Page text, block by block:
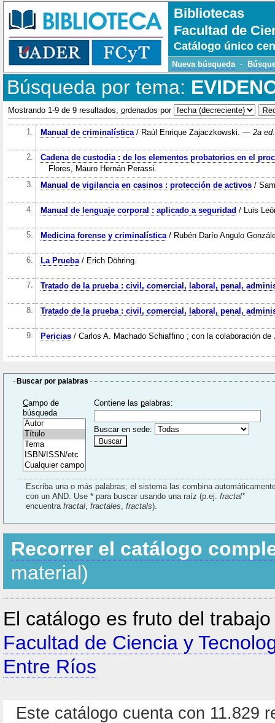
Bibliotecas
Facultad de
Catálogo único
Nueva búsqueda ·
Búsqueda por tema:
Mostrando 1-9 de 9 resultados, ordenados por
1. Manual de criminalística/ Raúl Enrique Zajaczkowski. — 2a
2.
Cadena de custodia : de los elementos probatorios en el
Flores, Mauro Hernán Perassi.
3.
Manual de vigilancia en casinos : protección de activos/
4. Manual de lenguaje corporal : aplicado a seguridad / Luis
5. Medicina forense y criminalística/ Rubén Darío Angulo
6. La Prueba/ Erich Döhring.
7. Tratado de la prueba : civil, comercial, laboral, penal,
8. Tratado de la prueba : civil, comercial, laboral, penal,
9. Pericias/ Carlos A. Machado Schiaffino ; con la colaboración de
Buscar por palabras
Campo de
búsqueda
Contiene laspalabras:
Buscar en sede:
Escriba una o más palabras; el sistema las combina
con un AND. Use * para buscar usando una raíz (p.ej.fractal*
encuentrafractal ,fractales ,fractals).
Recorrer el catálogo
material)
El catálogo es fruto del
Facultad de Ciencia y
Entre Ríos
Este catálogo cuenta con 11.829